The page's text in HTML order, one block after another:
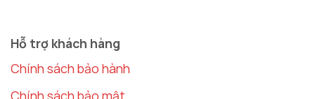
Hỗ trợ khách hàng
Chính sách bảo hành
Chính sách bảo mật